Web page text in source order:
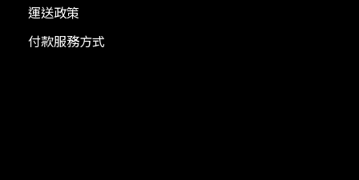
運送政策
付款服務方式